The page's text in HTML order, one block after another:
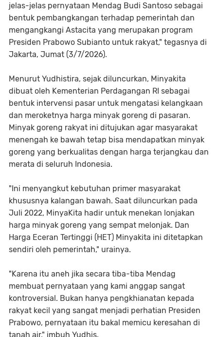
jelas-jelas pernyataan Mendag Budi Santoso sebagai
bentuk pembangkangan terhadap pemerintah dan
mengangkangi Astacita yang merupakan program
Presiden Prabowo Subianto untuk rakyat," tegasnya di
Jakarta, Jumat (3/7/2026).
Menurut Yudhistira, sejak diluncurkan, Minyakita
dibuat oleh Kementerian Perdagangan RI sebagai
bentuk intervensi pasar untuk mengatasi kelangkaan
dan meroketnya harga minyak goreng di pasaran.
Minyak goreng rakyat ini ditujukan agar masyarakat
menengah ke bawah tetap bisa mendapatkan minyak
goreng yang berkualitas dengan harga terjangkau dan
merata di seluruh Indonesia.
"Ini menyangkut kebutuhan primer masyarakat
khususnya kalangan bawah. Saat diluncurkan pada
Juli 2022, MinyaKita hadir untuk menekan lonjakan
harga minyak goreng yang sempat melonjak. Dan
Harga Eceran Tertinggi (HET) Minyakita ini ditetapkan
sendiri oleh pemerintah," urainya.
"Karena itu aneh jika secara tiba-tiba Mendag
membuat pernyataan yang kami anggap sangat
kontroversial. Bukan hanya pengkhianatan kepada
rakyat kecil yang sangat menjadi perhatian Presiden
Prabowo, pernyataan itu bakal memicu keresahan di
tanah air," imbuh Yudhis.